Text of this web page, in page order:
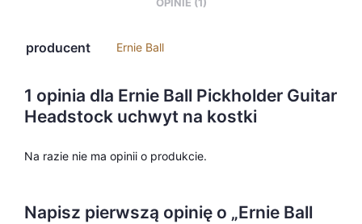
producent Ernie Ball
1 opinia dla Ernie Ball Pickholder Guitar
Headstock uchwyt na kostki
Na razie nie ma opinii o produkcie.
Napisz pierwszą opinię o „Ernie Ball